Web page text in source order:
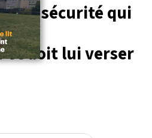
de sécurité qui
un
et doit lui verser